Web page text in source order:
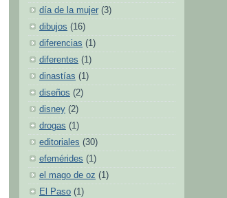
día de la mujer (3)
dibujos (16)
diferencias (1)
diferentes (1)
dinastías (1)
diseños (2)
disney (2)
drogas (1)
editoriales (30)
efemérides (1)
el mago de oz (1)
El Paso (1)